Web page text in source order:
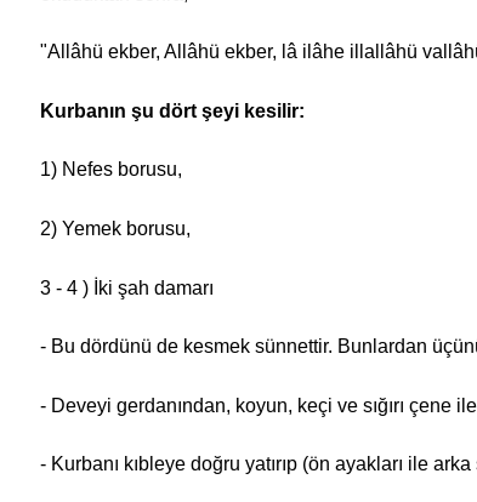
"Allâhü ekber, Allâhü ekber, lâ ilâhe illallâhü
Kurbanın şu dört şeyi kesilir:
1) Nefes borusu,
2) Yemek borusu,
3 - 4 ) İki şah damarı
- Bu dördünü de kesmek sünnettir. Bunlardan
- Deveyi gerdanından, koyun, keçi ve sığırı çene
- Kurbanı kıbleye doğru yatırıp (ön ayakları ile